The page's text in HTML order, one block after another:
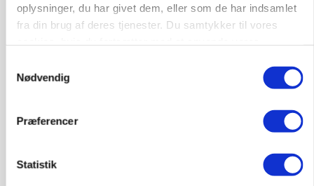
oplysninger, du har givet dem, eller som de har indsamlet
fra din brug af deres tjenester. Du samtykker til vores
Nødvendig
Præferencer
Statistik
Forserie til selvkørende skårlægger afprøves i år
Markvandring sætter fokus på elefantgræs